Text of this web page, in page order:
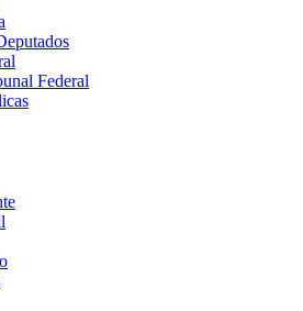
Federal